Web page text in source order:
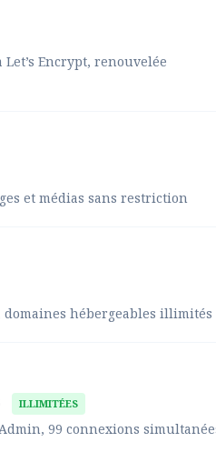
Encrypt, renouvelée
et médias sans restriction
hébergeables illimités
ILLIMITÉES
99 connexions